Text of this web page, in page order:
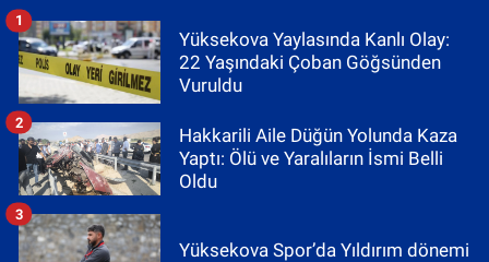
Yüksekova Yaylasında Kanlı Olay:
22 Yaşındaki Çoban Göğsünden
Vuruldu
1
Hakkarili Aile Düğün Yolunda Kaza
Yaptı: Ölü ve Yaralıların İsmi Belli
Oldu
2
Yüksekova Spor’da Yıldırım dönemi
3